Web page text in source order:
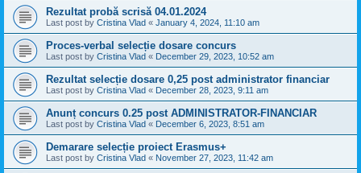
Rezultat probă scrisă 04.01.2024
Last post by Cristina Vlad « January 4, 2024, 11:10 am
Proces-verbal selecție dosare concurs
Last post by Cristina Vlad « December 29, 2023, 10:52 am
Rezultat selecție dosare 0,25 post administrator financiar
Last post by Cristina Vlad « December 28, 2023, 9:11 am
Anunț concurs 0.25 post ADMINISTRATOR-FINANCIAR
Last post by Cristina Vlad « December 6, 2023, 8:51 am
Demarare selecție proiect Erasmus+
Last post by Cristina Vlad « November 27, 2023, 11:42 am